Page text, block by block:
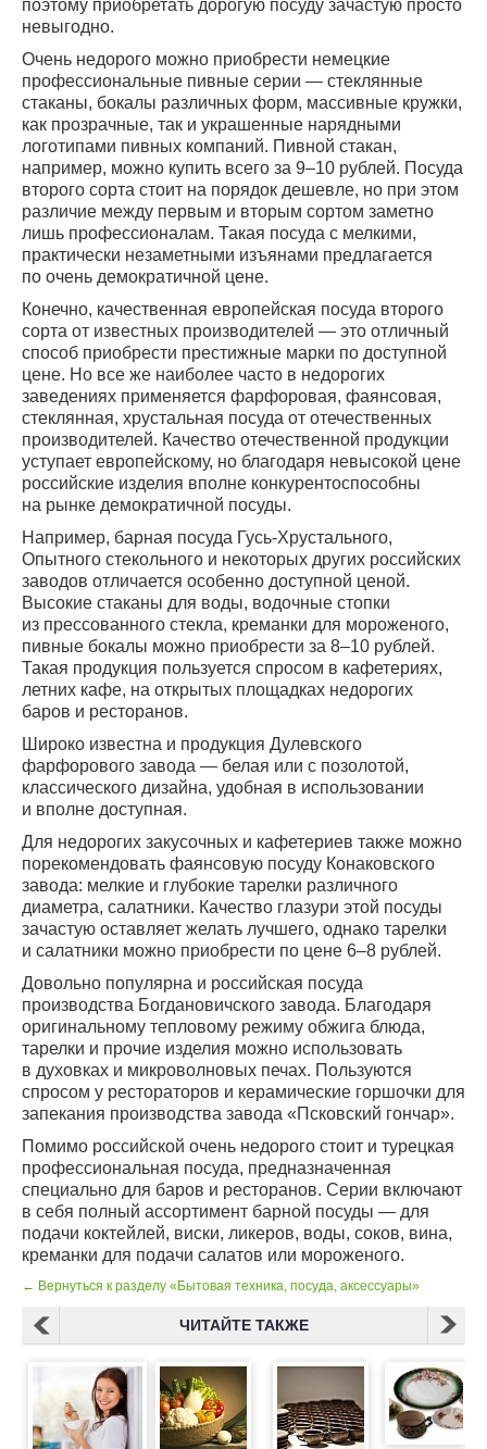
поэтому приобретать дорогую посуду зачастую просто
невыгодно.
Очень недорого можно приобрести немецкие
профессиональные пивные серии — стеклянные
стаканы, бокалы различных форм, массивные кружки,
как прозрачные, так и украшенные нарядными
логотипами пивных компаний. Пивной стакан,
например, можно купить всего за 9–10 рублей. Посуда
второго сорта стоит на порядок дешевле, но при этом
различие между первым и вторым сортом заметно
лишь профессионалам. Такая посуда с мелкими,
практически незаметными изъянами предлагается
по очень демократичной цене.
Конечно, качественная европейская посуда второго
сорта от известных производителей — это отличный
способ приобрести престижные марки по доступной
цене. Но все же наиболее часто в недорогих
заведениях применяется фарфоровая, фаянсовая,
стеклянная, хрустальная посуда от отечественных
производителей. Качество отечественной продукции
уступает европейскому, но благодаря невысокой цене
российские изделия вполне конкурентоспособны
на рынке демократичной посуды.
Например, барная посуда Гусь-Хрустального,
Опытного стекольного и некоторых других российских
заводов отличается особенно доступной ценой.
Высокие стаканы для воды, водочные стопки
из прессованного стекла, креманки для мороженого,
пивные бокалы можно приобрести за 8–10 рублей.
Такая продукция пользуется спросом в кафетериях,
летних кафе, на открытых площадках недорогих
баров и ресторанов.
Широко известна и продукция Дулевского
фарфорового завода — белая или с позолотой,
классического дизайна, удобная в использовании
и вполне доступная.
Для недорогих закусочных и кафетериев также можно
порекомендовать фаянсовую посуду Конаковского
завода: мелкие и глубокие тарелки различного
диаметра, салатники. Качество глазури этой посуды
зачастую оставляет желать лучшего, однако тарелки
и салатники можно приобрести по цене 6–8 рублей.
Довольно популярна и российская посуда
производства Богдановичского завода. Благодаря
оригинальному тепловому режиму обжига блюда,
тарелки и прочие изделия можно использовать
в духовках и микроволновых печах. Пользуются
спросом у рестораторов и керамические горшочки для
запекания производства завода «Псковский гончар».
Помимо российской очень недорого стоит и турецкая
профессиональная посуда, предназначенная
специально для баров и ресторанов. Серии включают
в себя полный ассортимент барной посуды — для
подачи коктейлей, виски, ликеров, воды, соков, вина,
креманки для подачи салатов или мороженого.
← Вернуться к разделу «Бытовая техника, посуда, аксессуары»
ЧИТАЙТЕ ТАКЖЕ